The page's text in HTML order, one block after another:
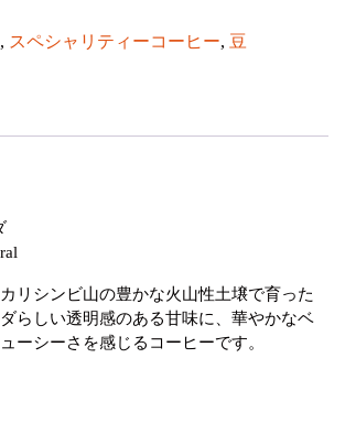
, スペシャリティーコーヒー, 豆
リシンビ山の豊かな火山性土壌で育った
らしい透明感のある甘味に、華やかなベ
ーシーさを感じるコーヒーです。